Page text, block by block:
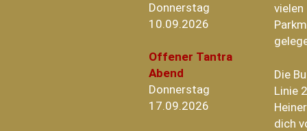
Donnerstag
10.09.2026
Offener Tantra
Abend
Donnerstag
17.09.2026
vielen
Die
Linie
dich